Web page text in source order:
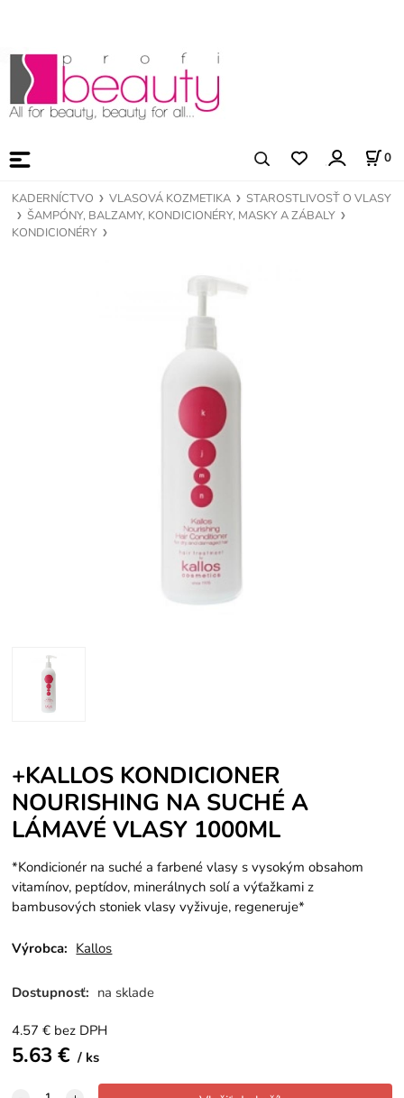
0
KADERNÍCTVO VLASOVÁ KOZMETIKA
STAROSTLIVOSŤ O VLASY
ŠAMPÓNY, BALZAMY, KONDICIONÉRY, MASKY A ZÁBALY
KONDICIONÉRY
+KALLOS KONDICIONER
NOURISHING NA SUCHÉ A
LÁMAVÉ VLASY 1000ML
*Kondicionér na suché a farbené vlasy s vysokým obsahom
vitamínov, peptídov, minerálnych solí a výťažkami z
bambusových stoniek vlasy vyživuje, regeneruje*
Výrobca: Kallos
Dostupnosť: na sklade
4.57 € bez DPH
5.63 € ks